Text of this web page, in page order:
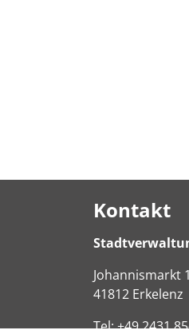
Kontakt
Johannismarkt
41812 Erkelenz
Tel:+49 2431